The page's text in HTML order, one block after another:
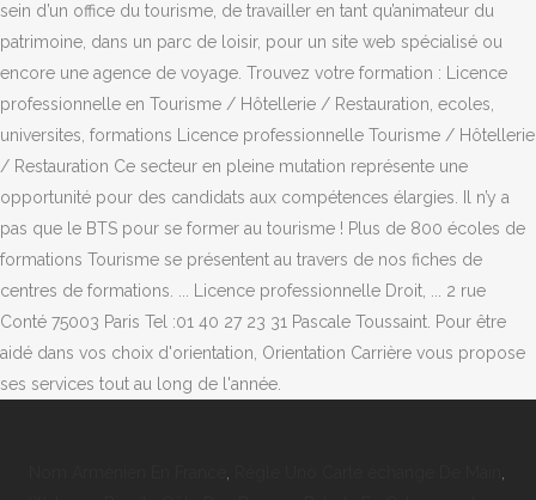
sein d’un office du tourisme, de travailler en tant qu’animateur du
patrimoine, dans un parc de loisir, pour un site web spécialisé ou
encore une agence de voyage. Trouvez votre formation : Licence
professionnelle en Tourisme / Hôtellerie / Restauration, ecoles,
universites, formations Licence professionnelle Tourisme / Hôtellerie
/ Restauration Ce secteur en pleine mutation représente une
opportunité pour des candidats aux compétences élargies. Il n’y a
pas que le BTS pour se former au tourisme ! Plus de 800 écoles de
formations Tourisme se présentent au travers de nos fiches de
centres de formations. ... Licence professionnelle Droit, ... 2 rue
Conté 75003 Paris Tel :01 40 27 23 31 Pascale Toussaint. Pour être
aidé dans vos choix d'orientation, Orientation Carrière vous propose
ses services tout au long de l'année.